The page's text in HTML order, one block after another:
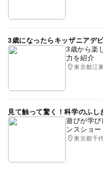
3歳になったらキッザニアデ
3歳から楽
力を紹介
東京都江
見て触って驚く！科学のふし
遊びが学
ンスショー
東京都千